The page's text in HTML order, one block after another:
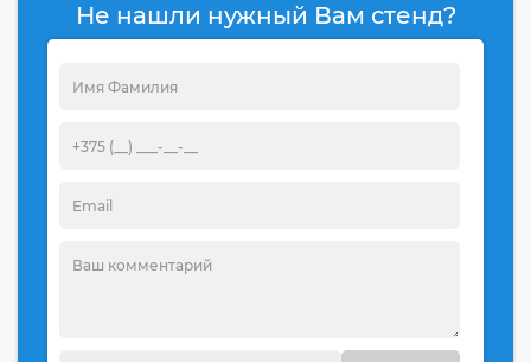
Не нашли нужный Вам стенд?